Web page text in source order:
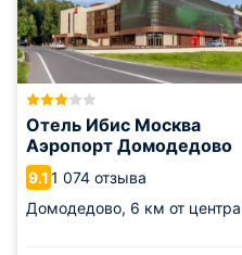
Отель Ибис Москва
Аэропорт Домодедово
9.11 074 отзыва
Домодедово, 6 км от центра